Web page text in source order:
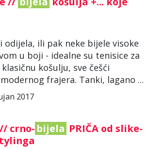
odijela, ili pak neke bijele visoke
u boji - idealne su tenisice za
košulju, sve češći
frajera. Tanki, lagano ...
2017
// crno- bijela PRIČA od slike-